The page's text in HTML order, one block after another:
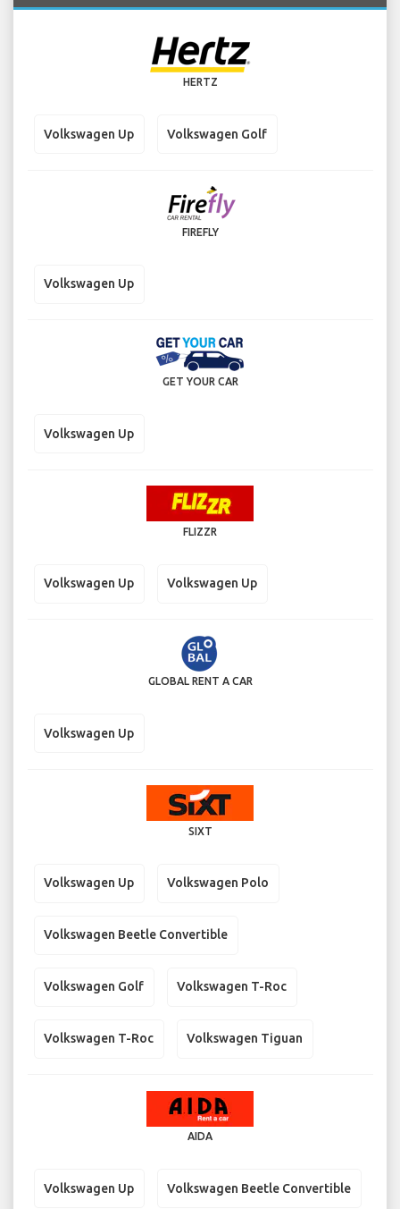
HERTZ
Volkswagen Up Volkswagen Golf
FIREFLY
Volkswagen Up
GET YOUR CAR
Volkswagen Up
FLIZZR
Volkswagen Up Volkswagen Up
GLOBAL RENT A CAR
Volkswagen Up
SIXT
Volkswagen Up Volkswagen Polo
Volkswagen Beetle Convertible
Volkswagen Golf Volkswagen T-Roc
Volkswagen T-Roc Volkswagen Tiguan
AIDA
Volkswagen Up Volkswagen Beetle Convertible